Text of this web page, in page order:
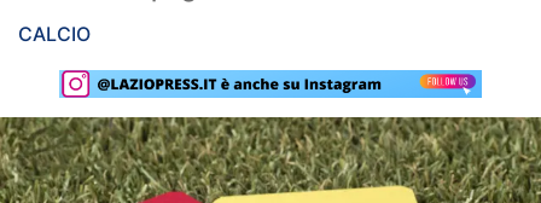
Primavera
Lazio Women
Rassegna Lazio
CALCIO